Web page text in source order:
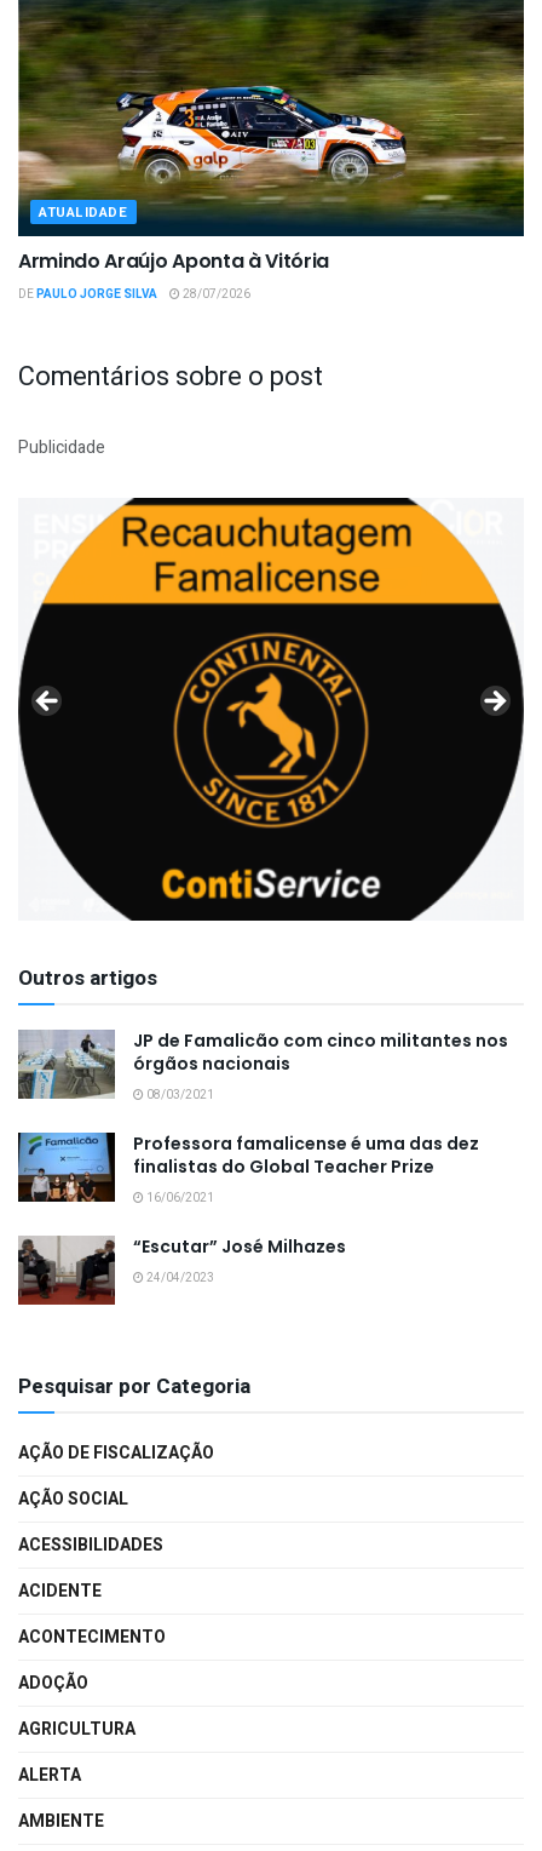
ATUALIDADE
Armindo Araújo Aponta à Vitória
DEPAULO JORGE SILVA 28/07/2026
Comentários sobre o post
Publicidade
Outros artigos
JP de Famalicão com cinco militantes nos
órgãos nacionais
08/03/2021
Professora famalicense é uma das dez
finalistas do Global Teacher Prize
16/06/2021
“Escutar” José Milhazes
24/04/2023
Pesquisar por Categoria
AÇÃO DE FISCALIZAÇÃO
AÇÃO SOCIAL
ACESSIBILIDADES
ACIDENTE
ACONTECIMENTO
ADOÇÃO
AGRICULTURA
ALERTA
AMBIENTE